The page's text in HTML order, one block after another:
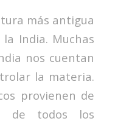
más antigua
India. Muchas
nos cuentan
la materia.
provienen de
de todos los